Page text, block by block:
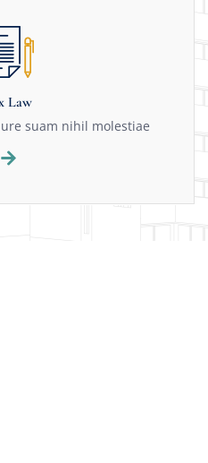
Law
suam nihil molestiae